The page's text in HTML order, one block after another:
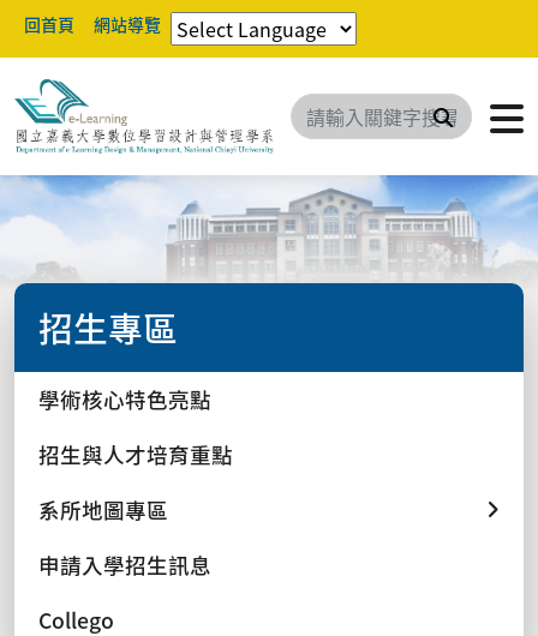
回首頁 網站導覽
搜尋
招生專區
學術核心特色亮點
招生與人才培育重點
系所地圖專區
申請入學招生訊息
Collego